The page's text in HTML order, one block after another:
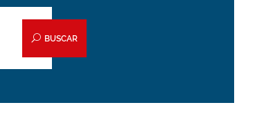
BUSCAR